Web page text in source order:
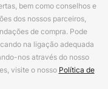
bem como conselhos e
dos nossos parceiros,
de compra. Pode
na ligação adequada
nos através do nosso
visite o nosso Política de